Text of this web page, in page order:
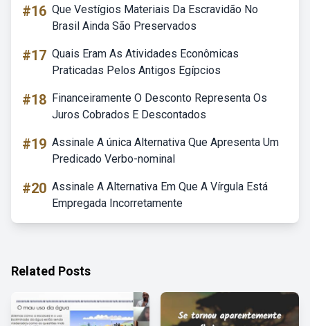
#16 Que Vestígios Materiais Da Escravidão No
Brasil Ainda São Preservados
#17 Quais Eram As Atividades Econômicas
Praticadas Pelos Antigos Egípcios
#18 Financeiramente O Desconto Representa Os
Juros Cobrados E Descontados
#19 Assinale A única Alternativa Que Apresenta Um
Predicado Verbo-nominal
#20 Assinale A Alternativa Em Que A Vírgula Está
Empregada Incorretamente
Related Posts